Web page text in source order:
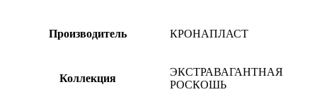
Производитель КРОНАПЛАСТ
Коллекция
ЭКСТРАВАГАНТНАЯ
РОСКОШЬ